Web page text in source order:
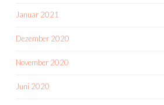
Januar 2021
Dezember 2020
November 2020
Juni 2020